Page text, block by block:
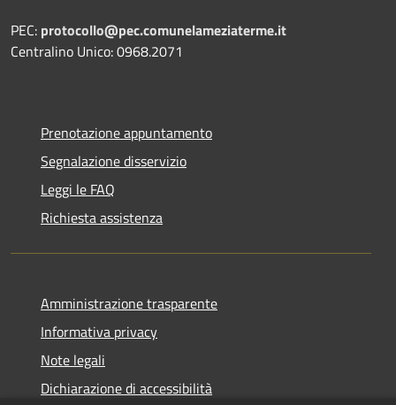
PEC: protocollo@pec.comunelameziaterme.it
Centralino Unico: 0968.2071
Prenotazione appuntamento
Segnalazione disservizio
Leggi le FAQ
Richiesta assistenza
Amministrazione trasparente
Informativa privacy
Note legali
Dichiarazione di accessibilità